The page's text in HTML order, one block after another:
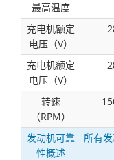
最高温度
充电机额定
电压（V）
充电机额定
电压（V）
转速
（RPM）
发动机可靠
性概述
所有